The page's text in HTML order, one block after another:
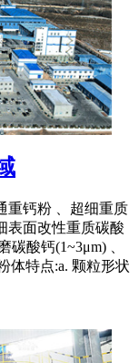
重钙粉 、超细重质
表面改性重质碳酸
碳酸钙(1~3μm) 、
体特点:a. 颗粒形状